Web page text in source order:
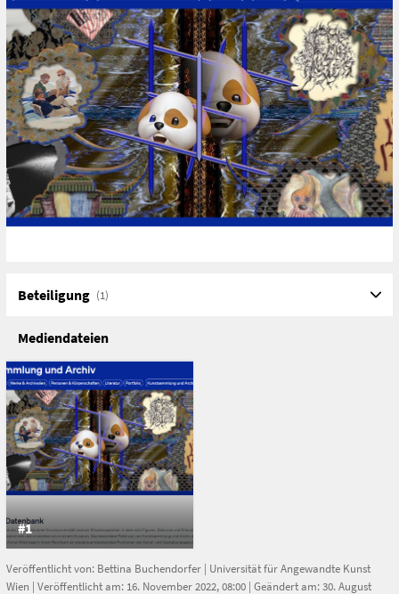
Beteiligung (1)
Mediendateien
#1
Veröffentlicht von: Bettina Buchendorfer| Universität für Angewandte Kunst
Wien | Veröffentlicht am: 16. November 2022, 08:00 | Geändert am: 30. August